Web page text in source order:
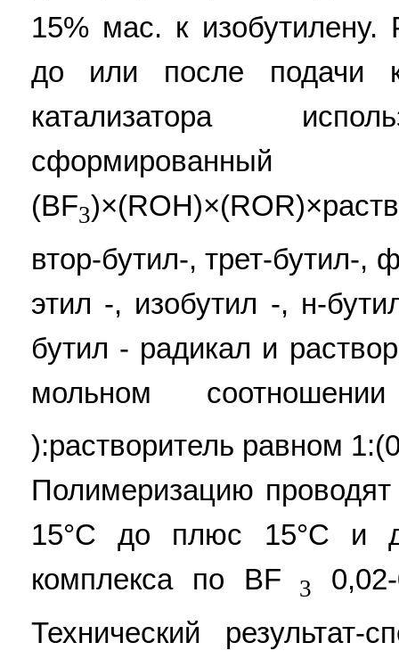
15% мас. к изобутилену.
до или после подачи
катализатора
(BF3
втор-бутил-, трет-бутил-,
этил -, изобутил -, н-
бутил - радикал и
мольном
):растворитель равном
Полимеризацию
15°C до плюс 15°C и
комплекса по BF 3
Технический результат-